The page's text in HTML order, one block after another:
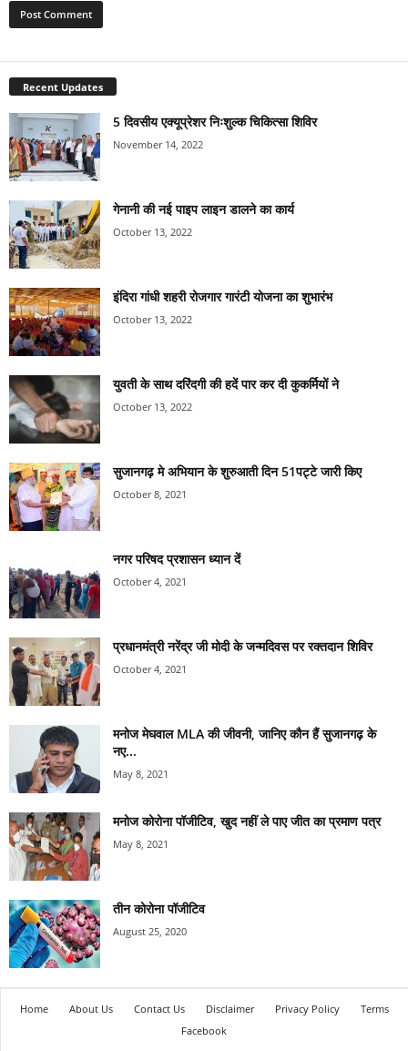
Recent Updates
5 दिवसीय एक्यूप्रेशर निःशुल्क चिकित्सा शिविर
November 14, 2022
गेनानी की नई पाइप लाइन डालने का कार्य
October 13, 2022
इंदिरा गांधी शहरी रोजगार गारंटी योजना का शुभारंभ
October 13, 2022
युवती के साथ दरिंदगी की हदें पार कर दी कुकर्मियों ने
October 13, 2022
सुजानगढ़ मे अभियान के शुरुआती दिन 51पट्टे जारी किए
October 8, 2021
नगर परिषद प्रशासन ध्यान दें
October 4, 2021
प्रधानमंत्री नरेंद्र जी मोदी के जन्मदिवस पर रक्तदान शिविर
October 4, 2021
मनोज मेघवाल MLA की जीवनी, जानिए कौन हैं सुजानगढ़ के
नए...
May 8, 2021
मनोज कोरोना पॉजीटिव, खुद नहीं ले पाए जीत का प्रमाण पत्र
May 8, 2021
तीन कोरोना पॉजीटिव
August 25, 2020
Home About Us Contact Us Disclaimer Privacy Policy
Terms
Facebook